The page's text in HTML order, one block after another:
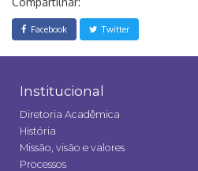
Facebook Twitter
Institucional
Diretoria Acadêmica
História
Missão, visão e valores
Processos